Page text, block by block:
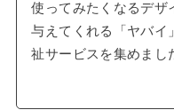
使ってみたくなるデザ
与えてくれる「ヤバイ
祉サービスを集めまし